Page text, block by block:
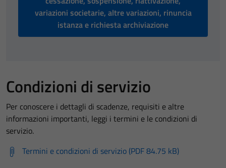
variazioni societarie, altre variazioni, rinuncia
istanza e richiesta archiviazione
Condizioni di servizio
Per conoscere i dettagli di scadenze, requisiti e altre
informazioni importanti, leggi i termini e le condizioni di
servizio.
Termini e condizioni di servizio (PDF 84.75 kB)